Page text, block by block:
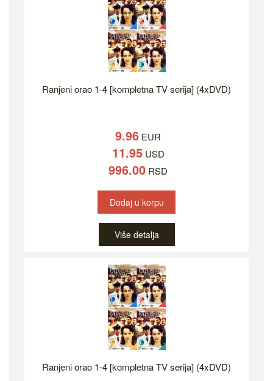
Ranjeni orao 1-4 [kompletna TV serija] (4xDVD)
9.96 EUR
11.95USD
996.00 RSD
Dodaj u korpu
Više detalja
Ranjeni orao 1-4 [kompletna TV serija] (4xDVD)